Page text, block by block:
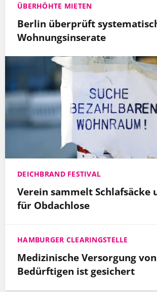
ÜBERHÖHTE MIETEN
Berlin überprüft
Wohnungsinserate
DEICHBRAND FESTIVAL
Verein sammelt Schlafsäcke
für Obdachlose
HAMBURGER CLEARINGSTELLE
Medizinische Versorgung von
Bedürftigen ist gesichert